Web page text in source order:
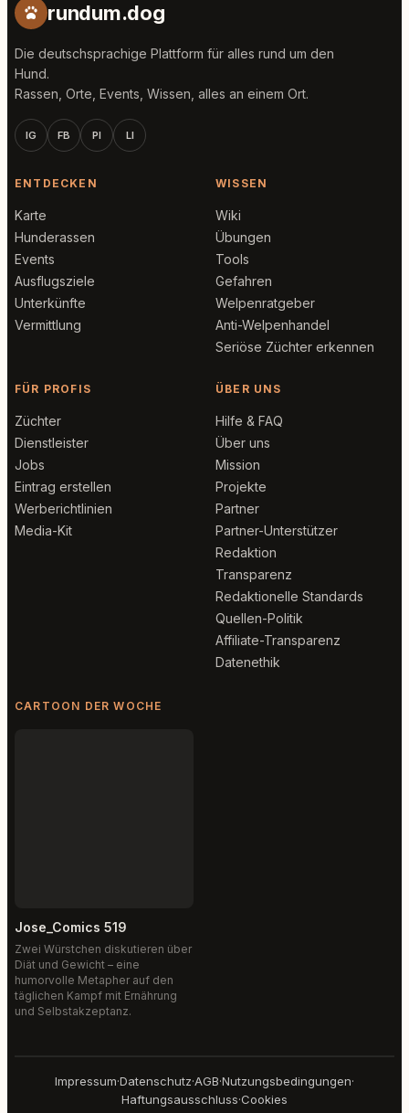
rundum.dog
Die deutschsprachige Plattform für alles rund um den
Hund.
Rassen, Orte, Events, Wissen, alles an einem Ort.
IG FB PI LI
ENTDECKEN
Karte
Hunderassen
Events
Ausflugsziele
Unterkünfte
Vermittlung
WISSEN
Wiki
Übungen
Tools
Gefahren
Welpenratgeber
Anti-Welpenhandel
Seriöse Züchter erkennen
FÜR PROFIS
Züchter
Dienstleister
Jobs
Eintrag erstellen
Werberichtlinien
Media-Kit
ÜBER UNS
Hilfe & FAQ
Über uns
Mission
Projekte
Partner
Partner-Unterstützer
Redaktion
Transparenz
Redaktionelle Standards
Quellen-Politik
Affiliate-Transparenz
Datenethik
CARTOON DER WOCHE
Jose_Comics 519
Zwei Würstchen diskutieren über
Diät und Gewicht – eine
humorvolle Metapher auf den
täglichen Kampf mit Ernährung
und Selbstakzeptanz.
Impressum·Datenschutz·AGB·Nutzungsbedingungen·
Haftungsausschluss·Cookies